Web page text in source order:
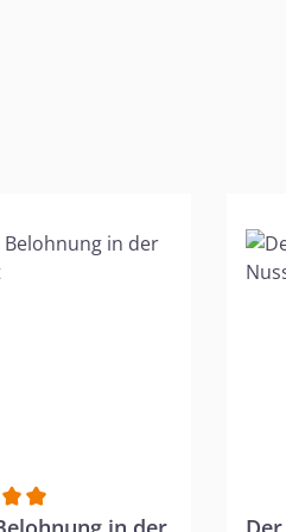
Bewertung von 5 von